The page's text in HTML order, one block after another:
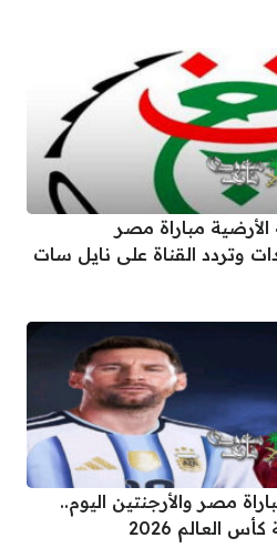
الأرضية مباراة مصر
وتردد القناة على نايل سات
مصر والأرجنتين اليوم..
العالم 2026